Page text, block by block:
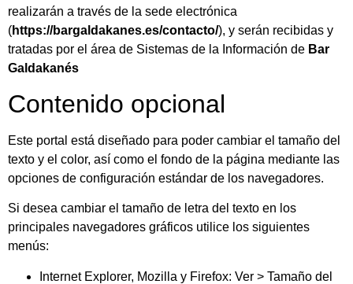
realizarán a través de la sede electrónica
(https://bargaldakanes.es/contacto/), y serán recibidas y
tratadas por el área de Sistemas de la Información de Bar
Galdakanés
Contenido opcional
Este portal está diseñado para poder cambiar el tamaño del
texto y el color, así como el fondo de la página mediante las
opciones de configuración estándar de los navegadores.
Si desea cambiar el tamaño de letra del texto en los
principales navegadores gráficos utilice los siguientes
menús:
Internet Explorer, Mozilla y Firefox: Ver > Tamaño del